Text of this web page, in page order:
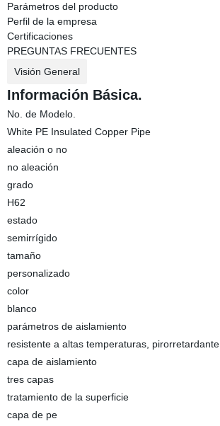
Parámetros del producto
Perfil de la empresa
Certificaciones
PREGUNTAS FRECUENTES
Visión General
Información Básica.
No. de Modelo.
White PE Insulated Copper Pipe
aleación o no
no aleación
grado
H62
estado
semirrígido
tamaño
personalizado
color
blanco
parámetros de aislamiento
resistente a altas temperaturas, pirorretardante
capa de aislamiento
tres capas
tratamiento de la superficie
capa de pe